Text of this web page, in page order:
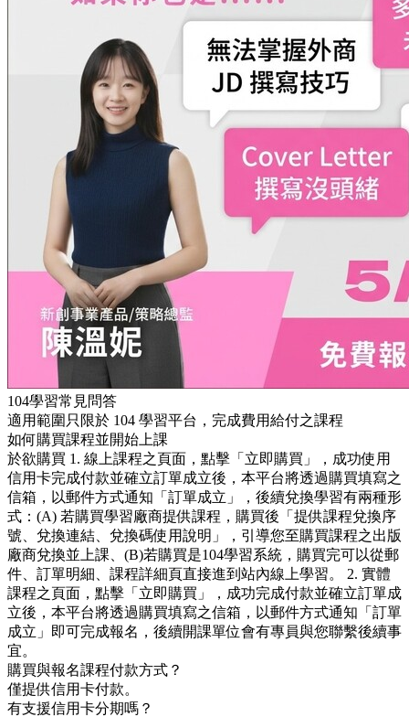
104學習常見問答
適用範圍只限於 104 學習平台，完成費用給付之課程
如何購買課程並開始上課
於欲購買 1. 線上課程之頁面，點擊「立即購買」，成功使用
信用卡完成付款並確立訂單成立後，本平台將透過購買填寫之
信箱，以郵件方式通知「訂單成立」，後續兌換學習有兩種形
式：(A) 若購買學習廠商提供課程，購買後「提供課程兌換序
號、兌換連結、兌換碼使用說明」，引導您至購買課程之出版
廠商兌換並上課、(B)若購買是104學習系統，購買完可以從郵
件、訂單明細、課程詳細頁直接進到站內線上學習。 2. 實體
課程之頁面，點擊「立即購買」，成功完成付款並確立訂單成
立後，本平台將透過購買填寫之信箱，以郵件方式通知「訂單
成立」即可完成報名，後續開課單位會有專員與您聯繫後續事
宜。
購買與報名課程付款方式？
僅提供信用卡付款。
有支援信用卡分期嗎？